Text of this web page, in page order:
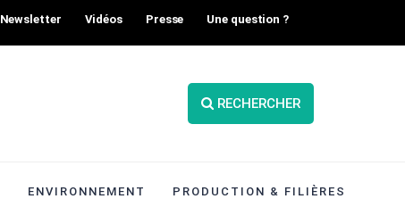
Newsletter Vidéos Presse Une question ?
RECHERCHER
ENVIRONNEMENT PRODUCTION & FILIÈRES